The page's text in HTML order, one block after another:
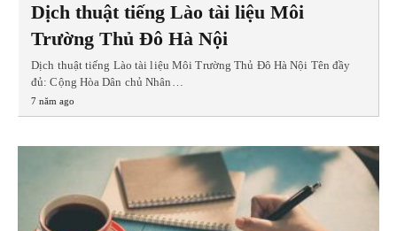
Dịch thuật tiếng Lào tài liệu Môi
Trường Thủ Đô Hà Nội
Dịch thuật tiếng Lào tài liệu Môi Trường Thủ Đô Hà Nội Tên đầy
đủ: Cộng Hòa Dân chủ Nhân…
7 năm ago